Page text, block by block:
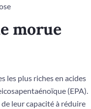
morue
les plus riches en acides
(EPA).
leur capacité à réduire